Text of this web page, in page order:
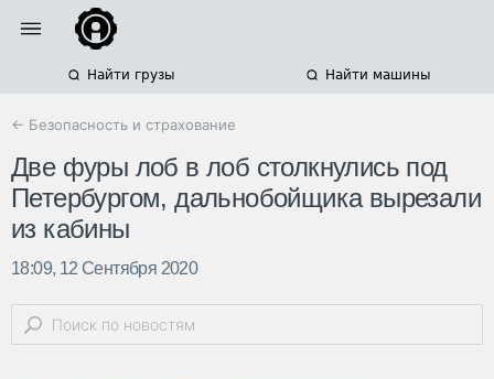
Найти грузы Найти машины
← Безопасность и страхование
Две фуры лоб в лоб столкнулись под
Петербургом, дальнобойщика вырезали
из кабины
18:09, 12 Сентября 2020